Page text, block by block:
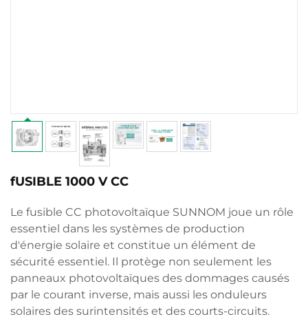
fUSIBLE 1000 V CC
Le fusible CC photovoltaïque SUNNOM joue un rôle
essentiel dans les systèmes de production
d'énergie solaire et constitue un élément de
sécurité essentiel. Il protège non seulement les
panneaux photovoltaïques des dommages causés
par le courant inverse, mais aussi les onduleurs
solaires des surintensités et des courts-circuits.